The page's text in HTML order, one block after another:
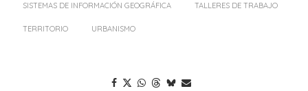
SISTEMAS DE INFORMACIÓN GEOGRÁFICA TALLERES DE TRABAJO
TERRITORIO URBANISMO